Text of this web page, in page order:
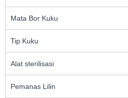
Mata Bor Kuku
Tip Kuku
Alat sterilisasi
Pemanas Lilin